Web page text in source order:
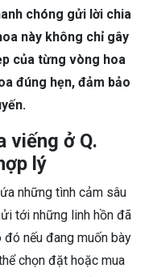
chóng gửi lời chia
này không chỉ gây
của từng vòng hoa
đúng hẹn, đảm bảo
viếng ở Q.
lý
những tình cảm sâu
tới những linh hồn đã
nếu đang muốn bày
chọn đặt hoặc mua